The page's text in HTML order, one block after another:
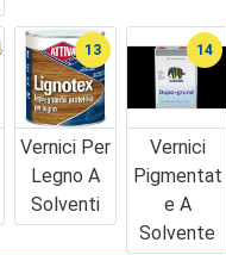
Vernici Per
Legno A
Solventi
13
Vernici
Pigmentat
E A
Solvente
14